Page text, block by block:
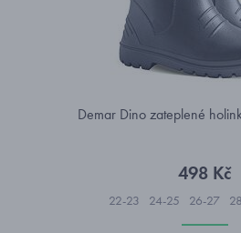
Demar Dino zateplené
498 Kč
22-23 24-25 26-27